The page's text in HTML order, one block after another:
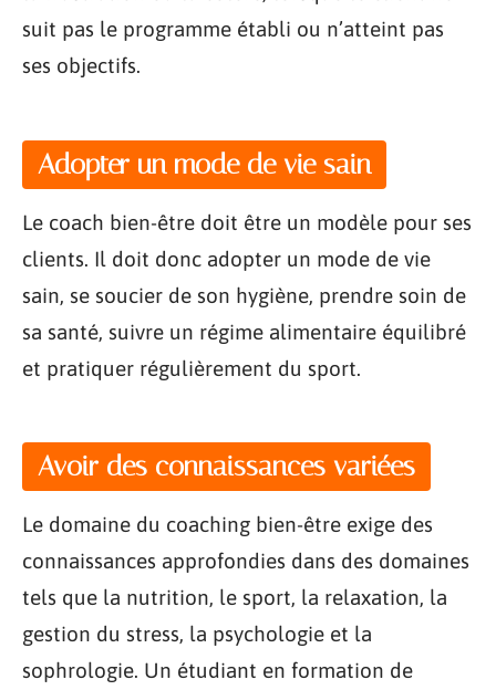
suit pas le programme établi ou n’atteint pas
ses objectifs.
Adopter un mode de vie sain
Le coach bien-être doit être un modèle pour ses
clients. Il doit donc adopter un mode de vie
sain, se soucier de son hygiène, prendre soin de
sa santé, suivre un régime alimentaire équilibré
et pratiquer régulièrement du sport.
Avoir des connaissances variées
Le domaine du coaching bien-être exige des
connaissances approfondies dans des domaines
tels que la nutrition, le sport, la relaxation, la
gestion du stress, la psychologie et la
sophrologie. Un étudiant en formation de